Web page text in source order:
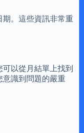
期。這些資訊非常重
以從月結單上找到
意識到問題的嚴重